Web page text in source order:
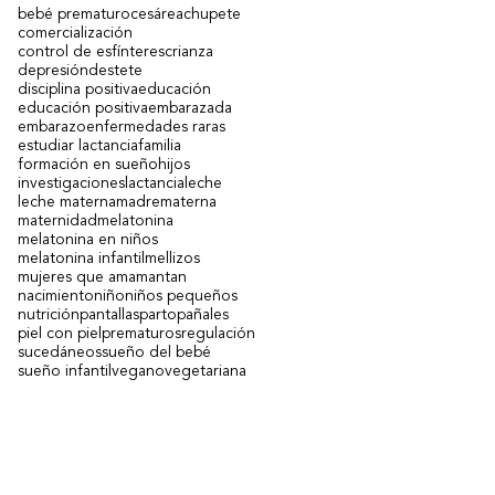
bebé prematurocesáreachupete
comercialización
control de esfínterescrianza
depresióndestete
disciplina positivaeducación
educación positivaembarazada
embarazoenfermedades raras
estudiar lactanciafamilia
formación en sueño hijos
investigaciones lactancia leche
leche maternamadrematerna
maternidadmelatonina
melatonina en niños
melatonina infantil mellizos
mujeres que amamantan
nacimientoniñoniños pequeños
nutriciónpantallaspartopañales
piel con piel prematurosregulación
sucedáneossueño del bebé
sueño infantil veganovegetariana